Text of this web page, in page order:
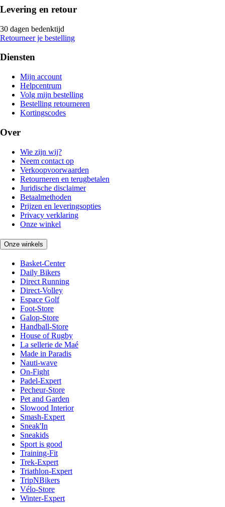
Levering en retour
30 dagen bedenktijd
Retourneer je bestelling
Diensten
Mijn account
Helpcentrum
Volg mijn bestelling
Bestelling retourneren
Kortingscodes
Over
Wie zijn wij?
Neem contact op
Verkoopvoorwaarden
Retourneren en terugbetalen
Juridische disclaimer
Betaalmethoden
Prijzen en leveringsopties
Privacy verklaring
Onze winkel
Onze winkels
Basket-Center
Daily Bikers
Direct Running
Direct-Volley
Espace Golf
Foot-Store
Galop-Store
Handball-Store
House of Rugby
La sellerie de Maé
Made in Paradis
Nauti-wave
On-Fight
Padel-Expert
Pecheur-Store
Pet and Garden
Slowood Interior
Smash-Expert
Sneak'In
Sneakids
Sport is good
Training-Fit
Trek-Expert
Triathlon-Expert
TripNBikers
Vélo-Store
Winter-Expert